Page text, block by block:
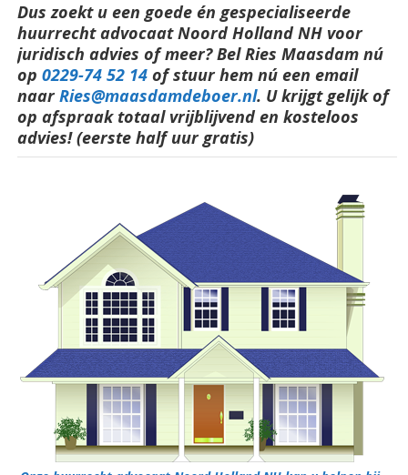
Dus zoekt u een goede én gespecialiseerde
huurrecht advocaat Noord Holland NH voor
juridisch advies of meer? Bel Ries Maasdam nú
op 0229-74 52 14 of stuur hem nú een email
naar Ries@maasdamdeboer.nl. U krijgt gelijk of
op afspraak totaal vrijblijvend en kosteloos
advies! (eerste half uur gratis)